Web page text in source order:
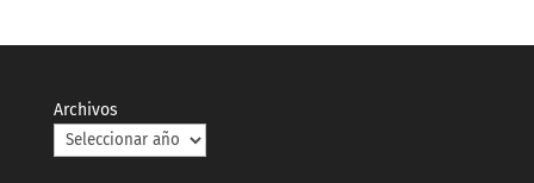
Archivos